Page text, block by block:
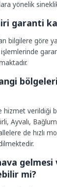
yönelik
garanti
bilgilere göre
hizmet verildiği
Ayvalı,
de hızlı
mi?